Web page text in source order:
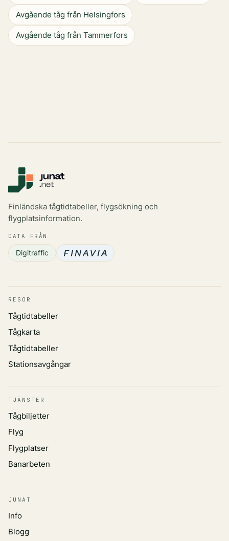
Avgående tåg från Helsingfors
Avgående tåg från Tammerfors
Finländska tågtidtabeller, flygsökning och
flygplatsinformation.
DATA FRÅN
Digitraffic
RESOR
Tågtidtabeller
Tågkarta
Tågtidtabeller
Stationsavgångar
TJÄNSTER
Tågbiljetter
Flyg
Flygplatser
Banarbeten
JUNAT
Info
Blogg